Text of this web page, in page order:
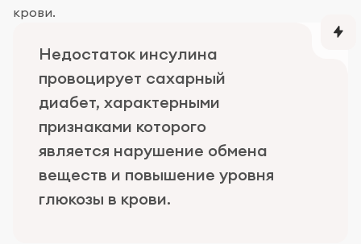
крови.
Недостаток инсулина
провоцирует сахарный
диабет, характерными
признаками которого
является нарушение обмена
веществ и повышение уровня
глюкозы в крови.